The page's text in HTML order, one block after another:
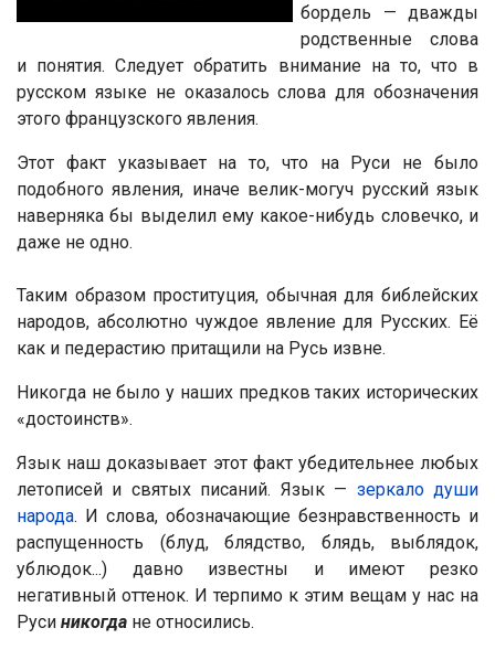
бордель — дважды
родственные слова
и понятия. Следует обратить внимание на то, что в
русском языке не оказалось слова для обозначения
этого французского явления.
Этот факт указывает на то, что на Руси не было
подобного явления, иначе велик-могуч русский язык
наверняка бы выделил ему какое-нибудь словечко, и
даже не одно.
Таким образом проституция, обычная для библейских
народов, абсолютно чуждое явление для Русских. Её
как и педерастию притащили на Русь извне.
Никогда не было у наших предков таких исторических
«достоинств».
Язык наш доказывает этот факт убедительнее любых
летописей и святых писаний. Язык — зеркало души
народа. И слова, обозначающие безнравственность и
распущенность (блуд, блядство, блядь, выблядок,
ублюдок...) давно известны и имеют резко
негативный оттенок. И терпимо к этим вещам у нас на
Руси никогда не относились.